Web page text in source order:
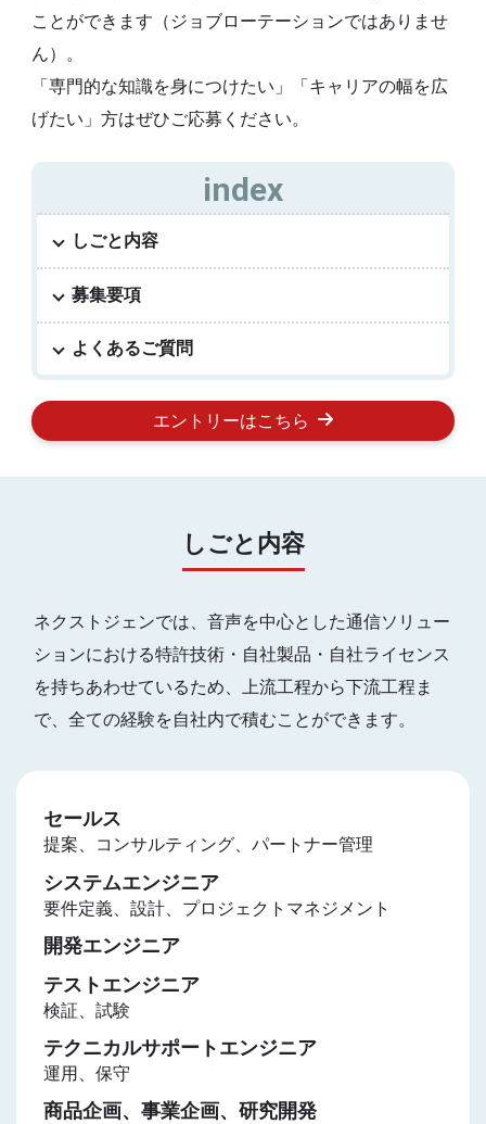
ことができます（ジョブローテーションではありませ
ん）。
「専門的な知識を身につけたい」「キャリアの幅を広
げたい」方はぜひご応募ください。
しごと内容
募集要項
よくあるご質問
エントリーはこちら
しごと内容
ネクストジェンでは、音声を中心とした通信ソリュー
ションにおける特許技術・自社製品・自社ライセンス
を持ちあわせているため、上流工程から下流工程ま
で、全ての経験を自社内で積むことができます。
セールス
提案、コンサルティング、パートナー管理
システムエンジニア
要件定義、設計、プロジェクトマネジメント
開発エンジニア
テストエンジニア
検証、試験
テクニカルサポートエンジニア
運用、保守
商品企画、事業企画、研究開発